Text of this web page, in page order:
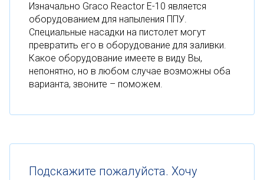
Изначально Graco Reactor Е-10 является
оборудованием для напыления ППУ.
Специальные насадки на пистолет могут
превратить его в оборудование для заливки.
Какое оборудование имеете в виду Вы,
непонятно, но в любом случае возможны оба
варианта, звоните – поможем.
Подскажите пожалуйста. Хочу